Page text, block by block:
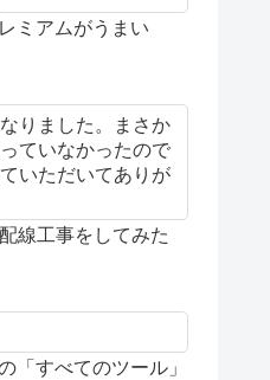
ミアムがうまい
りました。まさか
ていなかったので
いただいてありが
線工事をしてみた
「すべてのツール」